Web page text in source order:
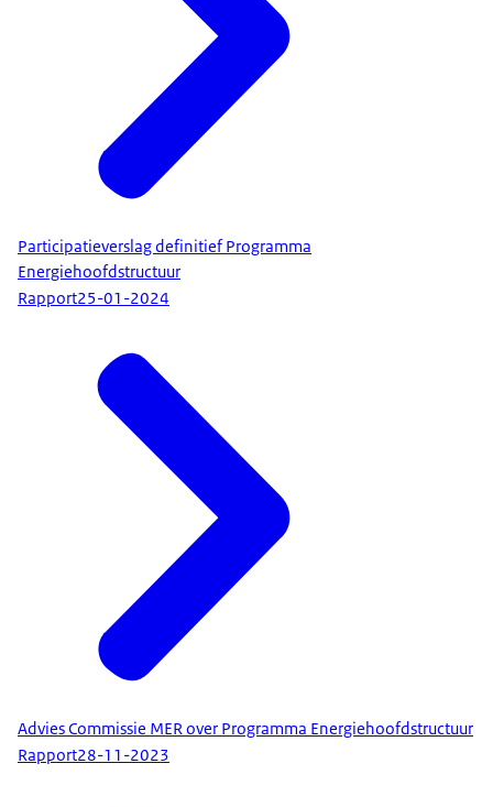
Participatieverslag definitief Programma
Energiehoofdstructuur
Rapport25-01-2024
Advies Commissie MER over Programma Energiehoofdstructuur
Rapport28-11-2023